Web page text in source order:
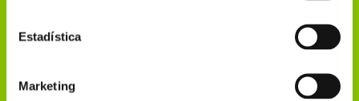
Estadística
Marketing